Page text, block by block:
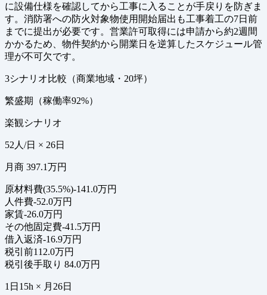
に設備仕様を確認してから工事に入ることが手戻りを防ぎま
す。消防署への防火対象物使用開始届出も工事着工の7日前
までに提出が必要です。営業許可取得には申請から約2週間
かかるため、物件契約から開業日を逆算したスケジュール管
理が不可欠です。
3シナリオ比較（商業地域・20坪）
繁盛期（稼働率92%）
楽観シナリオ
52人/日 × 26日
月商 397.1万円
原材料費(35.5%)-141.0万円
人件費-52.0万円
家賃-26.0万円
その他固定費-41.5万円
借入返済-16.9万円
税引前112.0万円
税引後手取り 84.0万円
1日15h × 月26日